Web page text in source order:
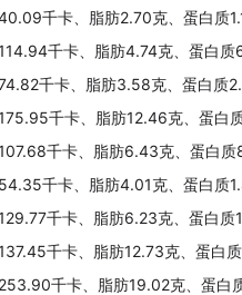
千卡、脂肪2.70克、蛋白质
千卡、脂肪4.74克、蛋白
千卡、脂肪3.58克、蛋白质
千卡、脂肪12.46克、蛋白
千卡、脂肪6.43克、蛋白
千卡、脂肪4.01克、蛋白质
千卡、脂肪6.23克、蛋白
千卡、脂肪12.73克、蛋白
千卡、脂肪19.02克、蛋白